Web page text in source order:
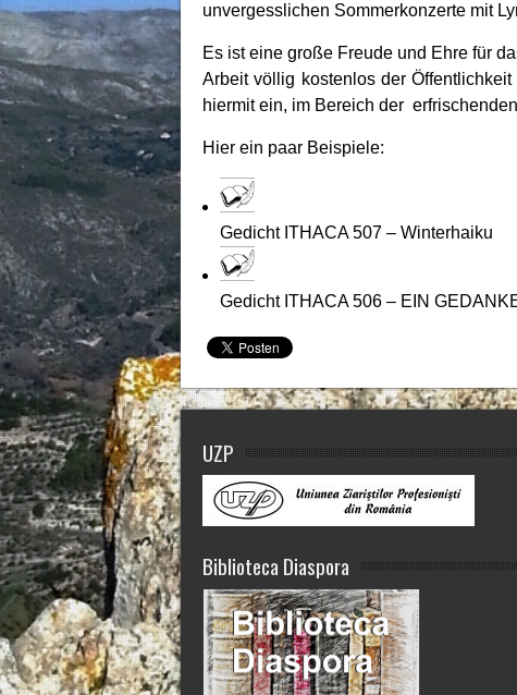
unvergesslichen Sommerkonzerte mit
Es ist eine große Freude und Ehre für
Arbeit völlig kostenlos der
hiermit ein, im Bereich der
Hier ein paar Beispiele:
Gedicht ITHACA 507 – Winterhaiku
Gedicht ITHACA 506 – EIN
UZP
Biblioteca Diaspora